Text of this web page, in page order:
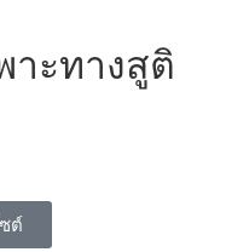
ะทางสูติ
ต์